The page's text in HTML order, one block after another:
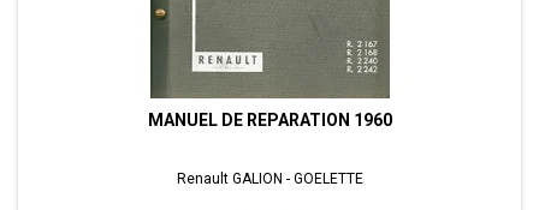
MANUEL DE REPARATION 1960
Renault GALION - GOELETTE